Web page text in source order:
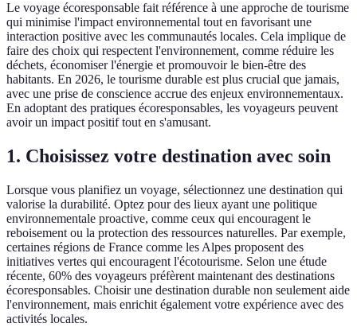
Le voyage écoresponsable fait référence à une approche de tourisme
qui minimise l'impact environnemental tout en favorisant une
interaction positive avec les communautés locales. Cela implique de
faire des choix qui respectent l'environnement, comme réduire les
déchets, économiser l'énergie et promouvoir le bien-être des
habitants. En 2026, le tourisme durable est plus crucial que jamais,
avec une prise de conscience accrue des enjeux environnementaux.
En adoptant des pratiques écoresponsables, les voyageurs peuvent
avoir un impact positif tout en s'amusant.
1. Choisissez votre destination avec soin
Lorsque vous planifiez un voyage, sélectionnez une destination qui
valorise la durabilité. Optez pour des lieux ayant une politique
environnementale proactive, comme ceux qui encouragent le
reboisement ou la protection des ressources naturelles. Par exemple,
certaines régions de France comme les Alpes proposent des
initiatives vertes qui encouragent l'écotourisme. Selon une étude
récente, 60% des voyageurs préfèrent maintenant des destinations
écoresponsables. Choisir une destination durable non seulement aide
l'environnement, mais enrichit également votre expérience avec des
activités locales.